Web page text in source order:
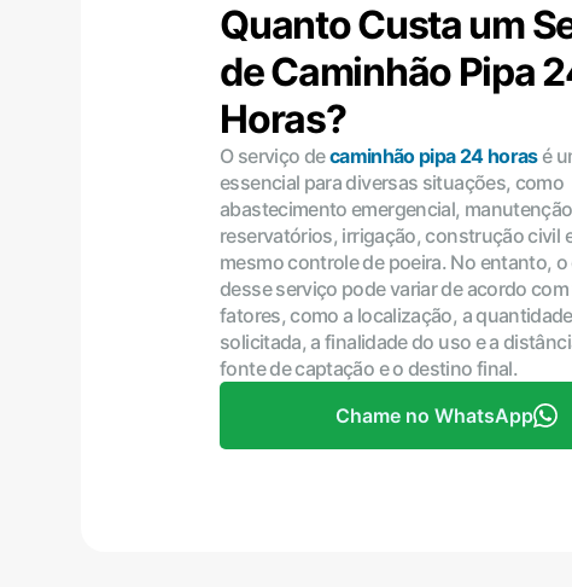
Quanto Custa um
de Caminhão Pipa
Horas?
O serviço decaminhão pipa 24 horasé
essencial para diversas situações, como
abastecimento emergencial,
reservatórios, irrigação, construção civil
mesmo controle de poeira. No entanto,
desse serviço pode variar de acordo
fatores, como a localização, a
solicitada, a finalidade do uso e a
fonte de captação e o destino final.
Chame no WhatsApp